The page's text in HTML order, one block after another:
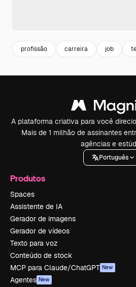
profissão carreira job
A plataforma criativa para você
Mais de 1 milhão de assinantes
agências e
Português
Produtos
Spaces
Assistente de IA
Gerador de imagens
Gerador de vídeos
Texto para voz
Conteúdo de stock
MCP para Claude/ChatGPT New
Agentes New